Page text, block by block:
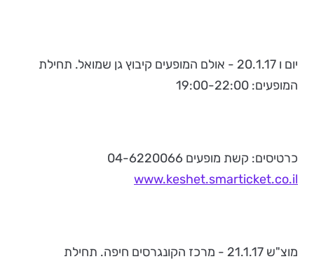
יום ו 20.1.17 - אולם המופעים קיבוץ גן שמואל. תחילת
המופעים: 19:00-22:00
כרטיסים: קשת מופעים 04-6220066
www.keshet.smarticket.co.il
מוצ"ש 21.1.17 - מרכז הקונגרסים חיפה. תחילת